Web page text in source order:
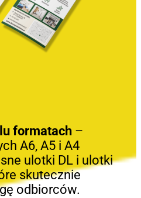
formatach–
A6, A5 i A4
ulotki DL i ulotki
skutecznie
odbiorców.